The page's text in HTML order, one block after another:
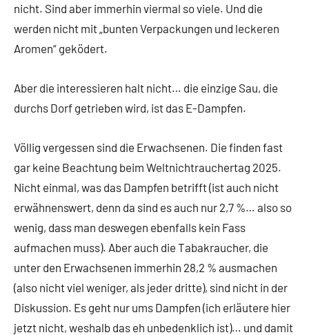
nicht. Sind aber immerhin viermal so viele. Und die
werden nicht mit „bunten Verpackungen und leckeren
Aromen“ geködert.
Aber die interessieren halt nicht… die einzige Sau, die
durchs Dorf getrieben wird, ist das E-Dampfen.
Völlig vergessen sind die Erwachsenen. Die finden fast
gar keine Beachtung beim Weltnichtrauchertag 2025.
Nicht einmal, was das Dampfen betrifft (ist auch nicht
erwähnenswert, denn da sind es auch nur 2,7 %… also so
wenig, dass man deswegen ebenfalls kein Fass
aufmachen muss). Aber auch die Tabakraucher, die
unter den Erwachsenen immerhin 28,2 % ausmachen
(also nicht viel weniger, als jeder dritte), sind nicht in der
Diskussion. Es geht nur ums Dampfen (ich erläutere hier
jetzt nicht, weshalb das eh unbedenklich ist)… und damit